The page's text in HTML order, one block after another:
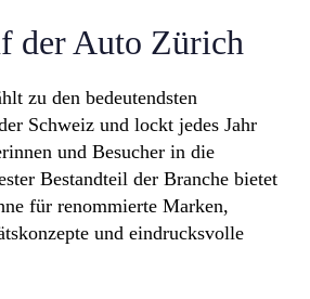
der Auto Zürich
zu den bedeutendsten
Schweiz und lockt jedes Jahr
und Besucher in die
Bestandteil der Branche bietet
für renommierte Marken,
und eindrucksvolle